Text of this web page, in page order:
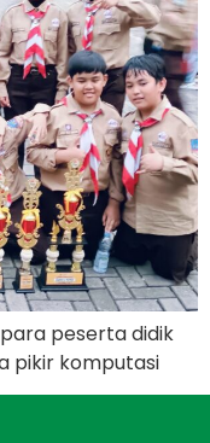
peserta didik
pikir komputasi